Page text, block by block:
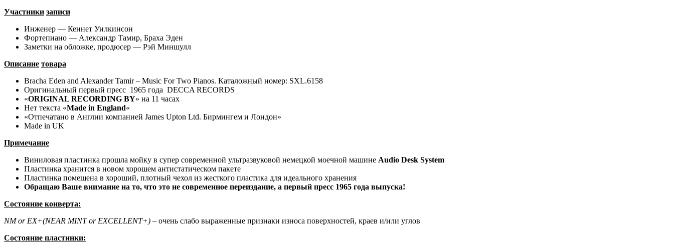
Участники записи
Инженер — Кеннет Уилкинсон
Фортепиано — Александр Тамир, Браха Эден
Заметки на обложке, продюсер — Рэй Миншулл
Описание товара
Bracha Eden and Alexander Tamir – Music For Two Pianos. Каталожный номер: SXL.6158
Оригинальный первый пресс 1965 года DECCA RECORDS
«ORIGINAL RECORDING BY» на 11 часах
Нет текста «Made in England«
«Отпечатано в Англии компанией James Upton Ltd. Бирмингем и Лондон»
Made in UK
Примечание
Виниловая пластинка прошла мойку в супер современной ультразвуковой немецкой моечной машине Audio Desk System
Пластинка хранится в новом хорошем антистатическом пакете
Пластинка помещена в хороший, плотный чехол из жесткого пластика для идеального хранения
Обращаю Ваше внимание на то, что это не современное переиздание, а первый пресс 1965 года выпуска!
Состояние конверта:
NM or EX+(NEAR MINT or EXCELLENT+) – очень слабо выраженные признаки износа поверхностей, краев и/или углов
Состояние пластинки: